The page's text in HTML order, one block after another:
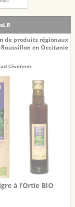
de produits régionaux
en Occitanie
Cévennes
à l’Ortie BIO